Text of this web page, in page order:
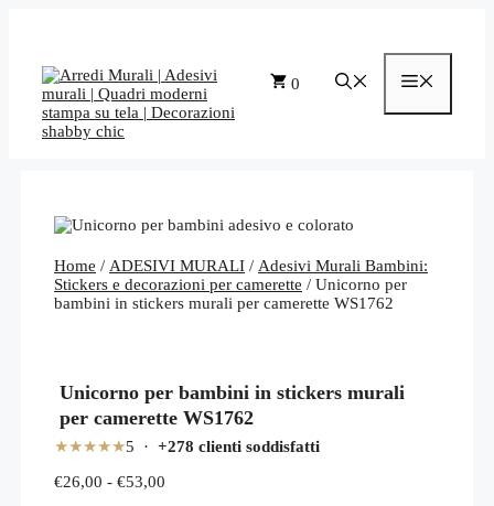
0
Home / ADESIVI MURALI / Adesivi Murali Bambini:
Stickers e decorazioni per camerette / Unicorno per
bambini in stickers murali per camerette WS1762
Unicorno per bambini in stickers murali
per camerette WS1762
★★★★★5 · +278 clienti soddisfatti
€26,00 - €53,00